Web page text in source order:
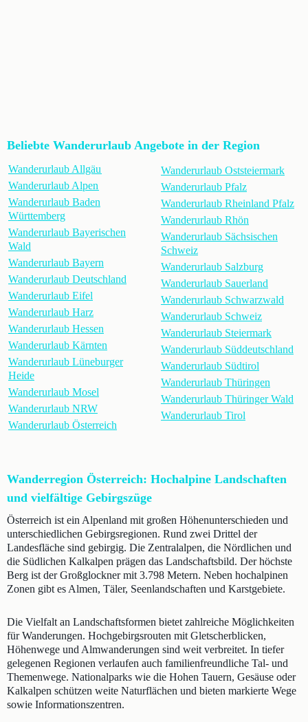
Beliebte Wanderurlaub Angebote in der Region
Wanderurlaub Allgäu
Wanderurlaub Alpen
Wanderurlaub Baden
Württemberg
Wanderurlaub Bayerischen
Wald
Wanderurlaub Bayern
Wanderurlaub Deutschland
Wanderurlaub Eifel
Wanderurlaub Harz
Wanderurlaub Hessen
Wanderurlaub Kärnten
Wanderurlaub Lüneburger
Heide
Wanderurlaub Mosel
Wanderurlaub NRW
Wanderurlaub Österreich
Wanderurlaub Oststeiermark
Wanderurlaub Pfalz
Wanderurlaub Rheinland Pfalz
Wanderurlaub Rhön
Wanderurlaub Sächsischen
Schweiz
Wanderurlaub Salzburg
Wanderurlaub Sauerland
Wanderurlaub Schwarzwald
Wanderurlaub Schweiz
Wanderurlaub Steiermark
Wanderurlaub Süddeutschland
Wanderurlaub Südtirol
Wanderurlaub Thüringen
Wanderurlaub Thüringer Wald
Wanderurlaub Tirol
Wanderregion Österreich: Hochalpine Landschaften
und vielfältige Gebirgszüge
Österreich ist ein Alpenland mit großen Höhenunterschieden und
unterschiedlichen Gebirgsregionen. Rund zwei Drittel der
Landesfläche sind gebirgig. Die Zentralalpen, die Nördlichen und
die Südlichen Kalkalpen prägen das Landschaftsbild. Der höchste
Berg ist der Großglockner mit 3.798 Metern. Neben hochalpinen
Zonen gibt es Almen, Täler, Seenlandschaften und Karstgebiete.
Die Vielfalt an Landschaftsformen bietet zahlreiche Möglichkeiten
für Wanderungen. Hochgebirgsrouten mit Gletscherblicken,
Höhenwege und Almwanderungen sind weit verbreitet. In tiefer
gelegenen Regionen verlaufen auch familienfreundliche Tal- und
Themenwege. Nationalparks wie die Hohen Tauern, Gesäuse oder
Kalkalpen schützen weite Naturflächen und bieten markierte Wege
sowie Informationszentren.